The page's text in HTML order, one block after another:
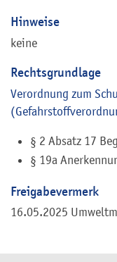
Hinweise
keine
Rechtsgrundlage
Verordnung zum
§ 2 Absatz 17
§ 19a
Freigabevermerk
16.05.2025